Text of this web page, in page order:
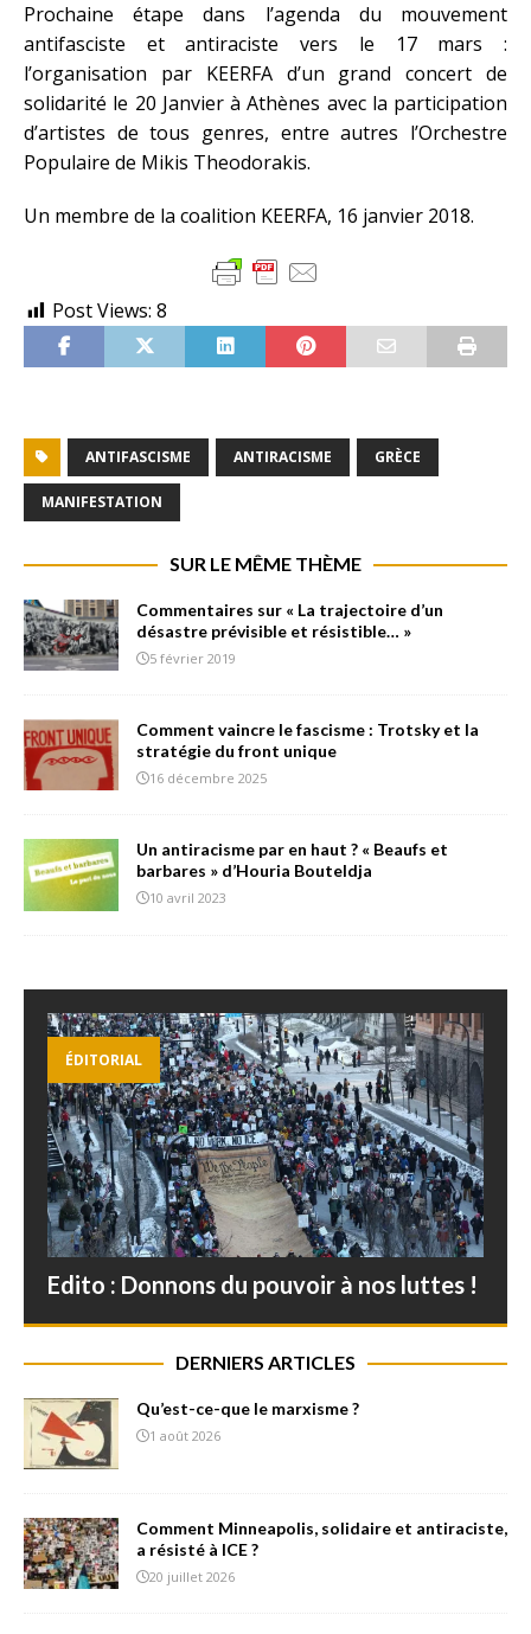
Prochaine étape dans l’agenda du mouvement
antifasciste et antiraciste vers le 17 mars :
l’organisation par KEERFA d’un grand concert de
solidarité le 20 Janvier à Athènes avec la participation
d’artistes de tous genres, entre autres l’Orchestre
Populaire de Mikis Theodorakis.
Un membre de la coalition KEERFA, 16 janvier 2018.
Post Views: 8
ANTIFASCISME ANTIRACISME GRÈCE
MANIFESTATION
SUR LE MÊME THÈME
Commentaires sur « La trajectoire d’un
désastre prévisible et résistible… »
5 février 2019
Comment vaincre le fascisme : Trotsky et la
stratégie du front unique
16 décembre 2025
Un antiracisme par en haut ? « Beaufs et
barbares » d’Houria Bouteldja
10 avril 2023
ÉDITORIAL
Edito : Donnons du pouvoir à nos luttes !
DERNIERS ARTICLES
Qu’est-ce-que le marxisme ?
1 août 2026
Comment Minneapolis, solidaire et antiraciste,
a résisté à ICE ?
20 juillet 2026